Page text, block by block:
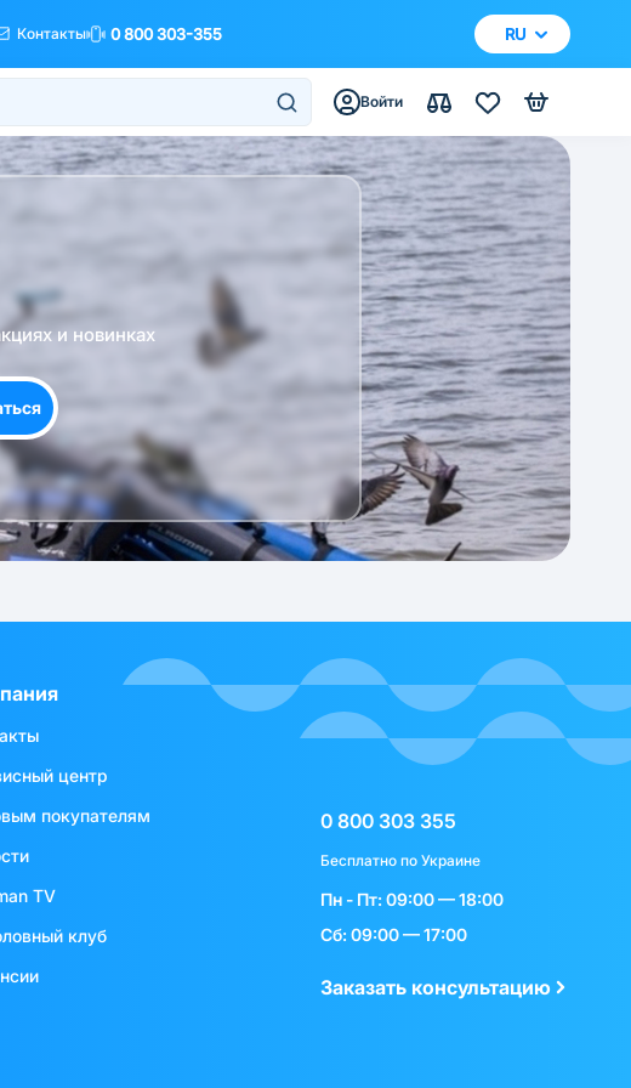
Контакты 0 800 303-355 RU
Войти
и новинках
центр
покупателям
TV
клуб
0 800 303 355
Бесплатно по Украине
Пн - Пт: 09:00 — 18:00
Сб: 09:00 — 17:00
Заказать консультацию